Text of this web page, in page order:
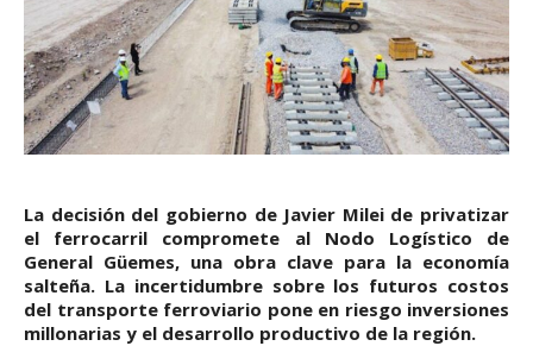
La decisión del gobierno de Javier Milei de privatizar
el ferrocarril compromete al Nodo Logístico de
General Güemes, una obra clave para la economía
salteña. La incertidumbre sobre los futuros costos
del transporte ferroviario pone en riesgo inversiones
millonarias y el desarrollo productivo de la región.